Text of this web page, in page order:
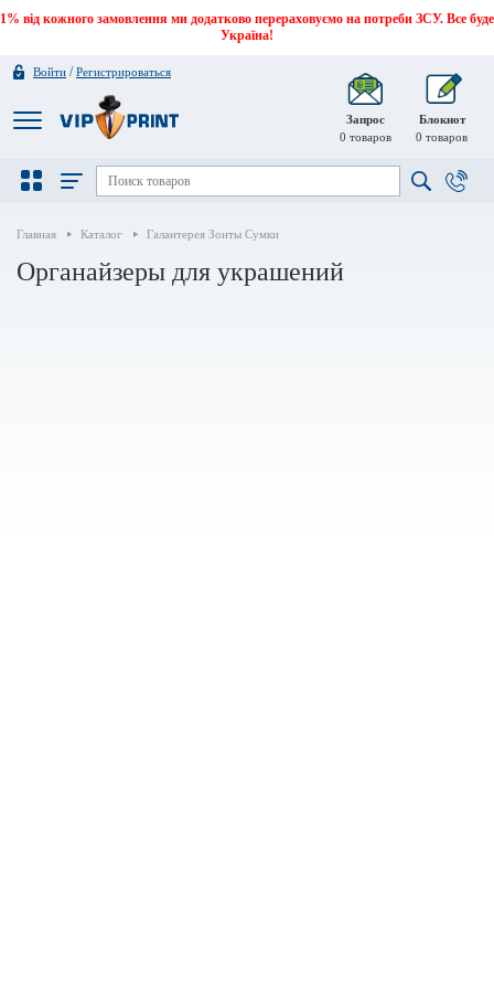
1% від кожного замовлення ми додатково перераховуємо на потреби ЗСУ. Все буде
Україна!
Войти /Регистрироваться
Запрос
0 товаров
Блокнот
0 товаров
Главная Каталог Галантерея Зонты Сумки
Органайзеры для украшений